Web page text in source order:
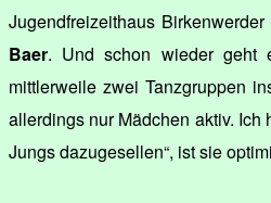
Jugendfreizeithaus Birkenwerder
Baer. Und schon wieder geht
mittlerweile zwei Tanzgruppen
allerdings nur Mädchen aktiv. Ich
Jungs dazugesellen“, ist sie